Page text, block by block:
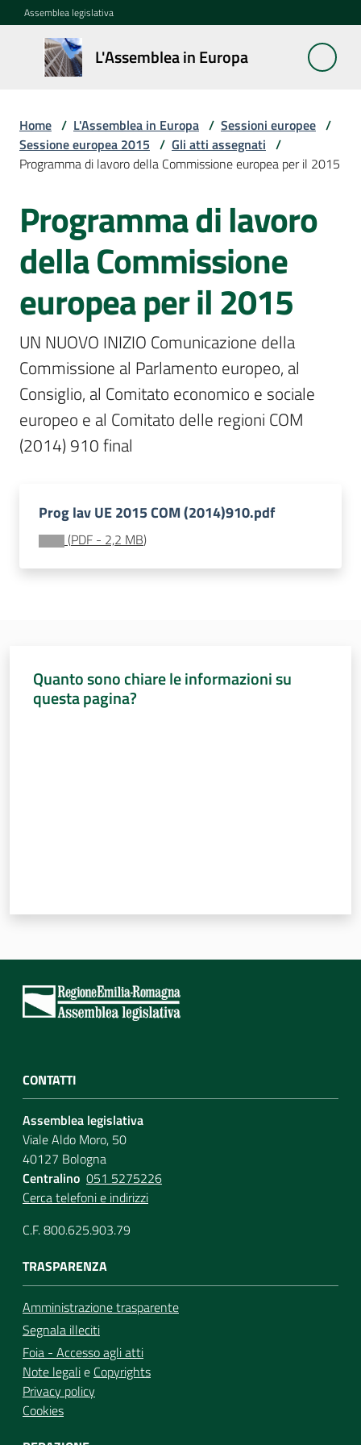
Vai al contenuto
Vai alla navigazione
Vai al footer
Assemblea legislativa
L'Assemblea in Europa
L'Assemblea
in Europa
Cos'è
la
La
Rete
regionale
Le
Sessioni
europee
Menu selezionato
Notizie
Assemblea
legislativa
Argomenti
Home / L'Assemblea in Europa / Sessioni europee /
Sessione europea 2015 / Gli atti assegnati /
Programma di lavoro della Commissione europea per il 2015
Programma di lavoro
della Commissione
europea per il 2015
UN NUOVO INIZIO Comunicazione della
Commissione al Parlamento europeo, al
Consiglio, al Comitato economico e sociale
europeo e al Comitato delle regioni COM
(2014) 910 final
Prog lav UE 2015 COM (2014)910.pdf
(PDF - 2,2 MB)
Quanto sono chiare le informazioni su
questa pagina?
CONTATTI
Assemblea legislativa
Viale Aldo Moro, 50
40127 Bologna
Centralino 051 5275226
Cerca telefoni e indirizzi
C.F. 800.625.903.79
TRASPARENZA
Amministrazione trasparente
Segnala illeciti
Foia - Accesso agli atti
Note legalie Copyrights
Privacy policy
Cookies